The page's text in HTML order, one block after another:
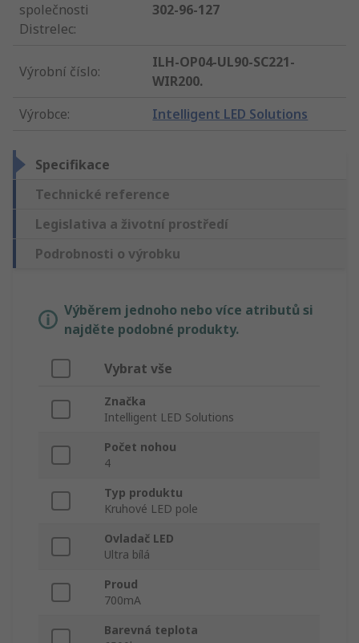
společnosti
Distrelec:
302-96-127
Výrobní číslo:
ILH-OP04-UL90-SC221-
WIR200.
Výrobce: Intelligent LED Solutions
Specifikace
Technické reference
Legislativa a životní prostředí
Podrobnosti o výrobku
Výběrem jednoho nebo více atributů si
najděte podobné produkty.
Vybrat vše
Značka
Intelligent LED Solutions
Počet nohou
4
Typ produktu
Kruhové LED pole
Ovladač LED
Ultra bílá
Proud
700mA
Barevná teplota